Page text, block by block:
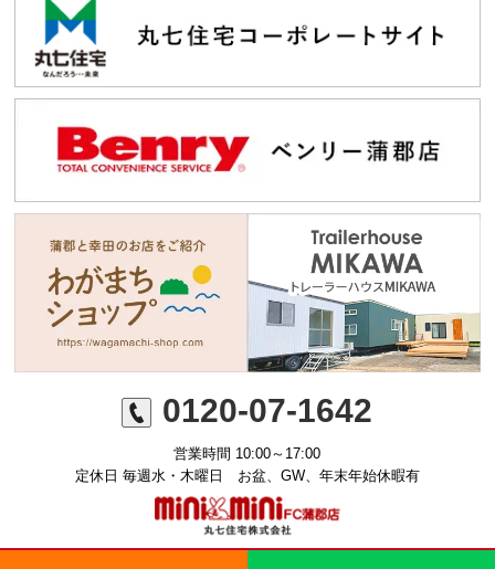
0120-07-1642
営業時間 10:00～17:00
定休日 毎週水・木曜日 お盆、GW、年末年始休暇有